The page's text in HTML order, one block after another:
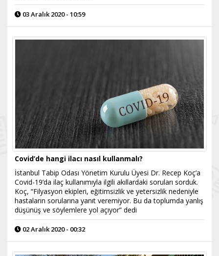
03 Aralık 2020 - 10:59
Covid’de hangi ilacı nasıl kullanmalı?
İstanbul Tabip Odası Yönetim Kurulu Üyesi Dr. Recep Koç’a
Covid-19’da ilaç kullanımıyla ilgili akıllardaki soruları sorduk.
Koç, “Filyasyon ekipleri, eğitimsizlik ve yetersizlik nedeniyle
hastaların sorularına yanıt veremiyor. Bu da toplumda yanlış
düşünüş ve söylemlere yol açıyor” dedi
02 Aralık 2020 - 00:32